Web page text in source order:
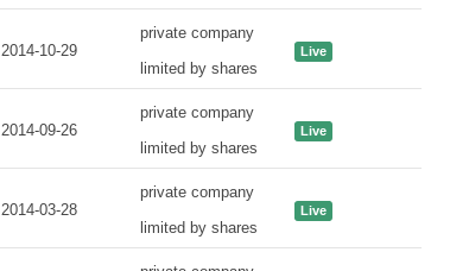
2014-10-29
private company
limited by shares
Live
2014-09-26
private company
limited by shares
Live
2014-03-28
private company
limited by shares
Live